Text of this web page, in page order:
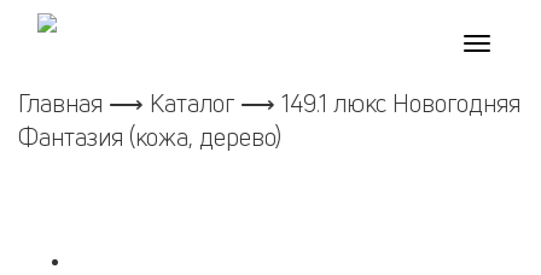
Toggle
Главная ⟶ Каталог ⟶ 149.1 люкс Новогодняя
Фантазия (кожа, дерево)